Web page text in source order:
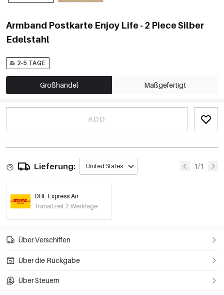
Armband Postkarte Enjoy Life - 2 Piece Silber
Edelstahl
2-5 TAGE
Großhandel Maßgefertigt
ADD
Lieferung: United States 1/1
DHL Express Air
Transitzeit 2 Werktage
Über Verschiffen
Über die Rückgabe
Über Steuern